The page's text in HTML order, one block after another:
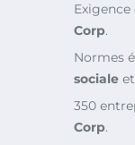
Corp.
Normes
sociale et
350
Corp.